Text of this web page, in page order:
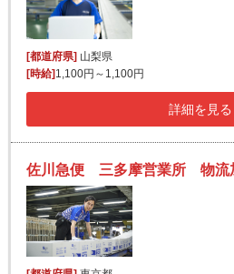
[都道府県]山梨県
[時給]1,100円～1,100円
詳細を見る